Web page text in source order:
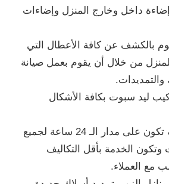
داخل وخارج المنزل وإضاءات
بالكشف عن كافة الأعطال التي
من خلال أن يقوم بعمل صيانة
والتمديدات.
ليد سبوت بكافة الأشكال
كما أن الخدمة تكون على مدار الـ 24 ساعة لجميع
الخدمة بأقل التكاليف
مع العملاء.